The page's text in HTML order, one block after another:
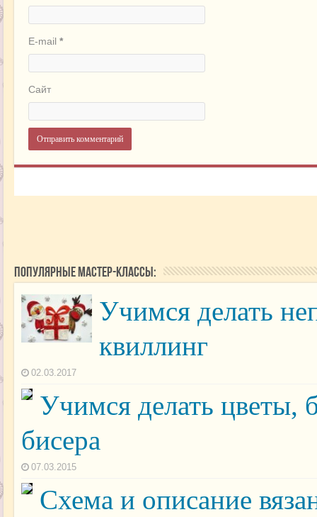
E-mail *
Сайт
Популярные мастер-классы:
Учимся делать
квиллинг
02.03.2017
Учимся делать цветы,
бисера
07.03.2015
Схема и описание